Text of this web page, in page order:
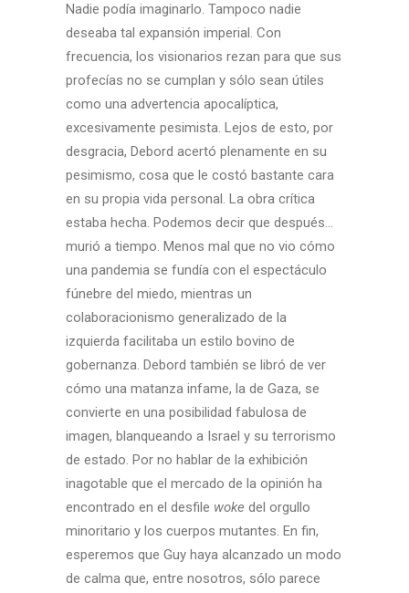
Nadie podía imaginarlo. Tampoco nadie
deseaba tal expansión imperial. Con
frecuencia, los visionarios rezan para que sus
profecías no se cumplan y sólo sean útiles
como una advertencia apocalíptica,
excesivamente pesimista. Lejos de esto, por
desgracia, Debord acertó plenamente en su
pesimismo, cosa que le costó bastante cara
en su propia vida personal. La obra crítica
estaba hecha. Podemos decir que después…
murió a tiempo. Menos mal que no vio cómo
una pandemia se fundía con el espectáculo
fúnebre del miedo, mientras un
colaboracionismo generalizado de la
izquierda facilitaba un estilo bovino de
gobernanza. Debord también se libró de ver
cómo una matanza infame, la de Gaza, se
convierte en una posibilidad fabulosa de
imagen, blanqueando a Israel y su terrorismo
de estado. Por no hablar de la exhibición
inagotable que el mercado de la opinión ha
encontrado en el desfile woke del orgullo
minoritario y los cuerpos mutantes. En fin,
esperemos que Guy haya alcanzado un modo
de calma que, entre nosotros, sólo parece